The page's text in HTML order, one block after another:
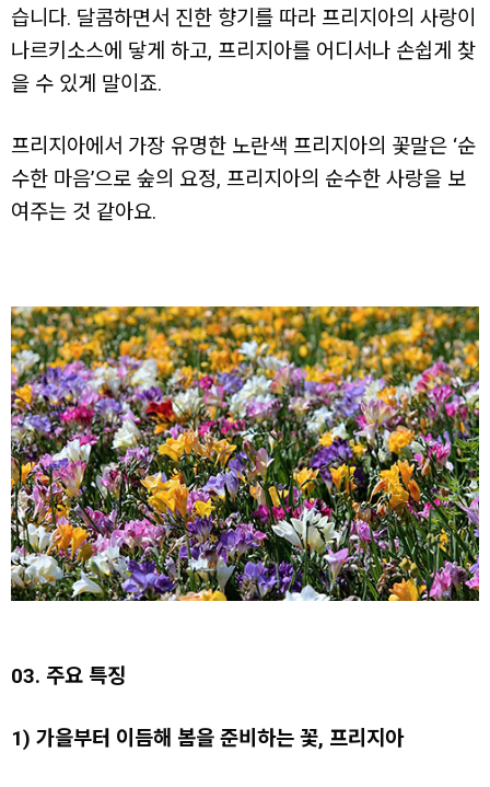
습니다. 달콤하면서 진한 향기를 따라 프리지아의 사랑이
나르키소스에 닿게 하고, 프리지아를 어디서나 손쉽게 찾
을 수 있게 말이죠.
프리지아에서 가장 유명한 노란색 프리지아의 꽃말은 ‘순
수한 마음’으로 숲의 요정, 프리지아의 순수한 사랑을 보
여주는 것 같아요.
03. 주요 특징
1) 가을부터 이듬해 봄을 준비하는 꽃, 프리지아